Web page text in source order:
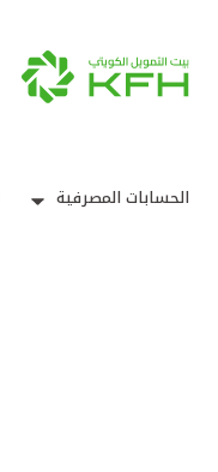
الحسابات المصرفية